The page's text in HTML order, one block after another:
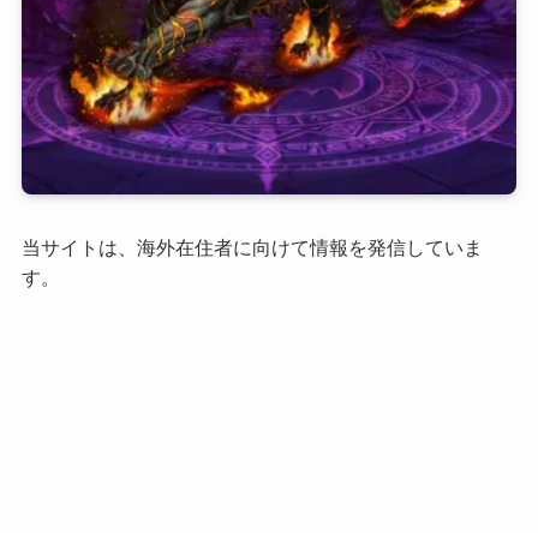
当サイトは、海外在住者に向けて情報を発信していま
す。